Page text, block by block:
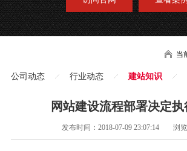
当
公司动态 行业动态 建站知识
网站建设流程部署决定
发布时间：2018-07-09 23:07:14 浏